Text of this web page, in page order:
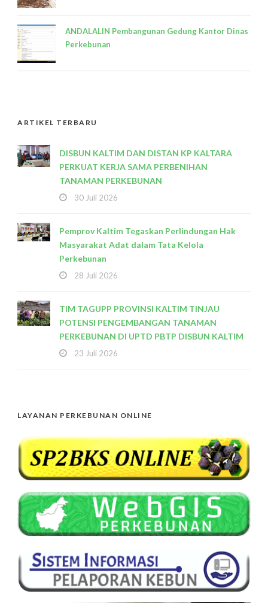
ANDALALIN Pembangunan Gedung Kantor Dinas
Perkebunan
ARTIKEL TERBARU
DISBUN KALTIM DAN DISTAN KP KALTARA
PERKUAT KERJA SAMA PERBENIHAN
TANAMAN PERKEBUNAN
30 Juli 2026
Pemprov Kaltim Tegaskan Perlindungan Hak
Masyarakat Adat dalam Tata Kelola
Perkebunan
28 Juli 2026
TIM TAGUPP PROVINSI KALTIM TINJAU
POTENSI PENGEMBANGAN TANAMAN
PERKEBUNAN DI UPTD PBTP DISBUN KALTIM
23 Juli 2026
LAYANAN PERKEBUNAN ONLINE